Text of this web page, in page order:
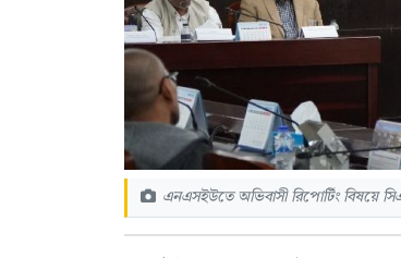
এনএসইউতে অভিবাসী রিপোর্টিং